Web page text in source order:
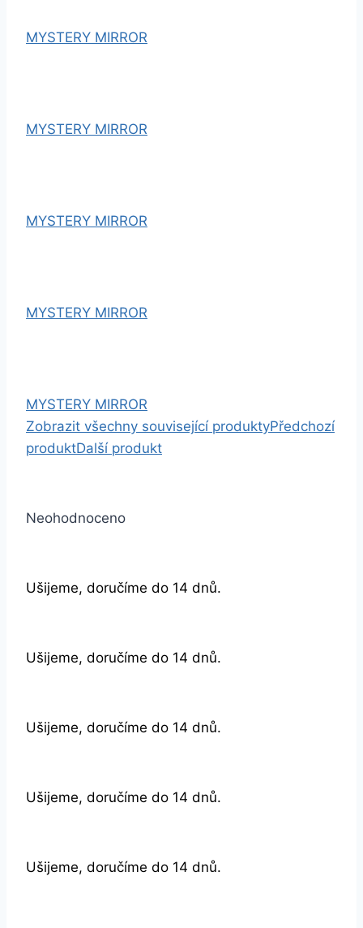
MYSTERY MIRROR
MYSTERY MIRROR
MYSTERY MIRROR
MYSTERY MIRROR
MYSTERY MIRROR
Zobrazit všechny související produktyPředchozí
produktDalší produkt
Neohodnoceno
Ušijeme, doručíme do 14 dnů.
Ušijeme, doručíme do 14 dnů.
Ušijeme, doručíme do 14 dnů.
Ušijeme, doručíme do 14 dnů.
Ušijeme, doručíme do 14 dnů.